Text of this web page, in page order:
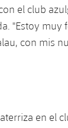
el club
"Estoy muy
con mis
en el